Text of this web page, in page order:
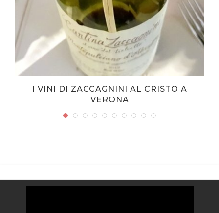
I VINI DI ZACCAGNINI AL CRISTO A
VERONA